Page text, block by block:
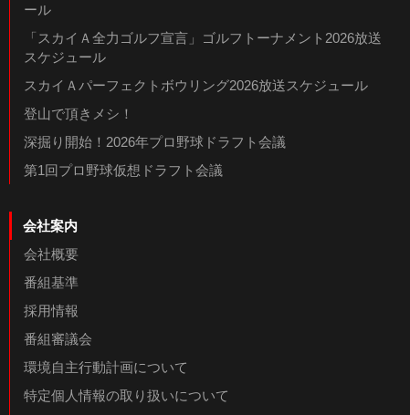
ール
「スカイＡ全力ゴルフ宣言」ゴルフトーナメント2026放送
スケジュール
スカイＡパーフェクトボウリング2026放送スケジュール
登山で頂きメシ！
深掘り開始！2026年プロ野球ドラフト会議
第1回プロ野球仮想ドラフト会議
会社案内
会社概要
番組基準
採用情報
番組審議会
環境自主行動計画について
特定個人情報の取り扱いについて